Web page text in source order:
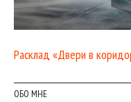
Расклад «Двери в
ОБО МНЕ